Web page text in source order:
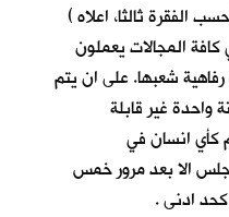
الفقرة ثالثا، اعلاه )
المجالات يعملون
شعبها. على ان يتم
واحدة غير قابلة
كأي انسان في
الا بعد مرور خمس
ادنى .